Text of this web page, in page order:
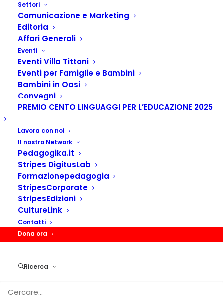
Settori
Comunicazione e Marketing
Editoria
Affari Generali
Eventi
Eventi Villa Tittoni
Eventi per Famiglie e Bambini
Bambini in Oasi
Convegni
PREMIO CENTO LINGUAGGI PER L’EDUCAZIONE 2025
Lavora con noi
Il nostro Network
Pedagogika.it
Stripes DigitusLab
Formazionepedagogia
StripesCorporate
StripesEdizioni
CultureLink
Contatti
Dona ora
Ricerca
BadaBum – MERCOLEDI’
10 GIUGNO 2026
5,00€ (Iva compresa)
DALLE ORE 10.00 ALLE ORE 12.00
UNA STORIA ALL’OMBRA…
…albi illustrati, tempo lento e occhi curiosi per una
mattinata di racconti condivisi…
Categoria BadaBum
Condividi